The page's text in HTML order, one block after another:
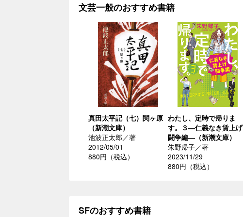
文芸一般のおすすめ書籍
真田太平記（七）関ヶ原
（新潮文庫）
池波正太郎／著
2012/05/01
880円（税込）
わたし、定時で帰りま
す。３―仁義なき賃上げ
闘争編―（新潮文庫）
朱野帰子／著
2023/11/29
880円（税込）
SFのおすすめ書籍